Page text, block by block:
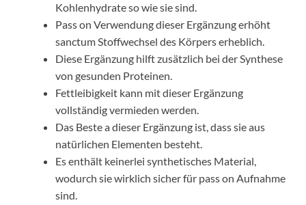
Kohlenhydrate so wie sie sind.
Pass on Verwendung dieser Ergänzung erhöht
sanctum Stoffwechsel des Körpers erheblich.
Diese Ergänzung hilft zusätzlich bei der Synthese
von gesunden Proteinen.
Fettleibigkeit kann mit dieser Ergänzung
vollständig vermieden werden.
Das Beste a dieser Ergänzung ist, dass sie aus
natürlichen Elementen besteht.
Es enthält keinerlei synthetisches Material,
wodurch sie wirklich sicher für pass on Aufnahme
sind.